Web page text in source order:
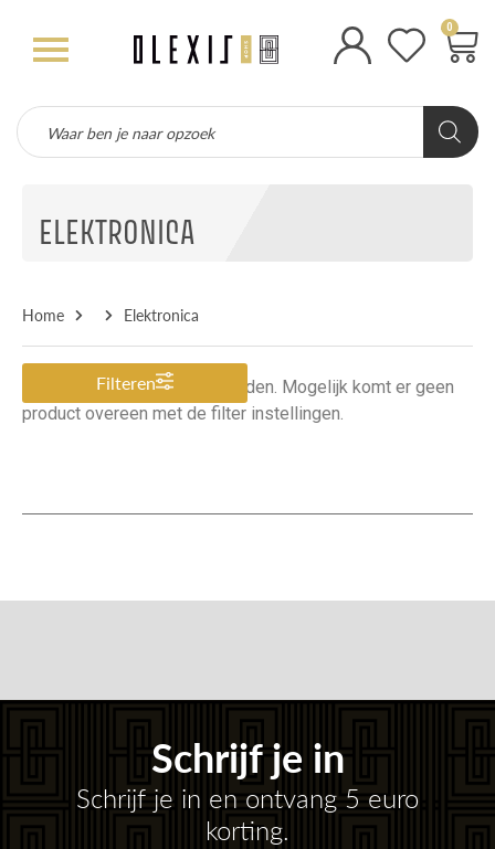
0
ELEKTRONICA
Home Elektronica
Filteren
Er zijn geen producten gevonden. Mogelijk komt er geen
product overeen met de filter instellingen.
Schrijf je in
Schrijf je in en ontvang 5 euro
korting.